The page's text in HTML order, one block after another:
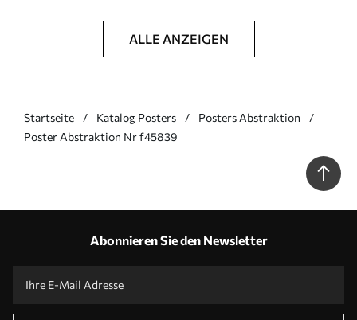
ALLE ANZEIGEN
Startseite Katalog Posters
Posters Abstraktion
Poster Abstraktion Nr f45839
Abonnieren Sie den Newsletter